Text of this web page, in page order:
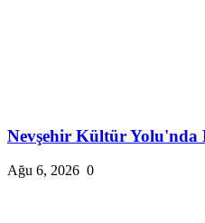
Nevşehir Kültür Yolu'nda
Ağu 6, 2026 0